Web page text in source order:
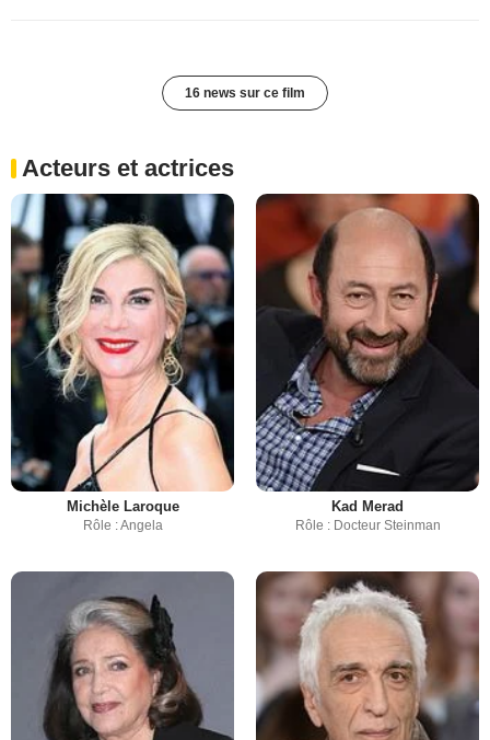
16 news sur ce film
Acteurs et actrices
Michèle Laroque
Rôle : Angela
Kad Merad
Rôle : Docteur Steinman